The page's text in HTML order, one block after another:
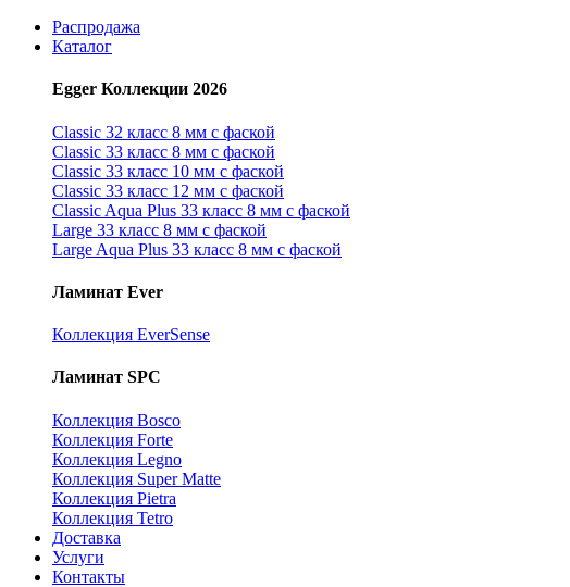
Распродажа
Каталог
Egger Коллекции 2026
Classic 32 класс 8 мм с фаской
Classic 33 класс 8 мм с фаской
Classic 33 класс 10 мм с фаской
Classic 33 класс 12 мм с фаской
Classic Aqua Plus 33 класс 8 мм с фаской
Large 33 класс 8 мм с фаской
Large Aqua Plus 33 класс 8 мм с фаской
Ламинат Ever
Коллекция EverSense
Ламинат SPC
Коллекция Bosco
Коллекция Forte
Коллекция Legno
Коллекция Super Matte
Коллекция Pietra
Коллекция Tetro
Доставка
Услуги
Контакты